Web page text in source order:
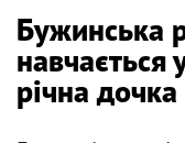
Бужинська
навчається
річна дочка